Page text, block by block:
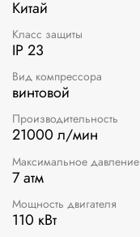
Китай
Класс защиты
IP 23
Вид компрессора
винтовой
Производительность
21000 л/мин
Максимальное давление
7 атм
Мощность двигателя
110 кВт